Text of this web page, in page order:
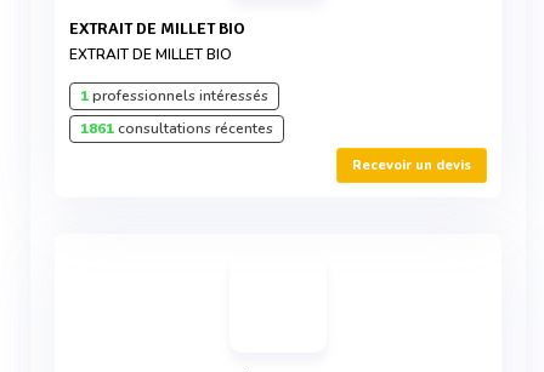
EXTRAIT DE MILLET BIO
EXTRAIT DE MILLET BIO
1professionnels intéressés
1861consultations récentes
Recevoir un devis